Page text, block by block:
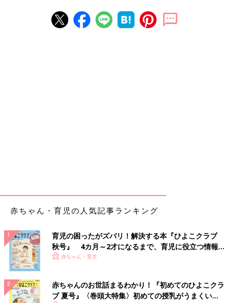
赤ちゃん・育児の人気記事ランキング
育児の困ったがズバリ！解決する本『ひよこクラブ
秋号』 4カ月～2才になるまで、育児に役立つ情報が
いっぱい！
赤ちゃん・育児
赤ちゃんのお世話まるわかり！『初めてのひよこクラ
ブ 夏号』〈巻頭大特集〉初めての授乳がうまくい